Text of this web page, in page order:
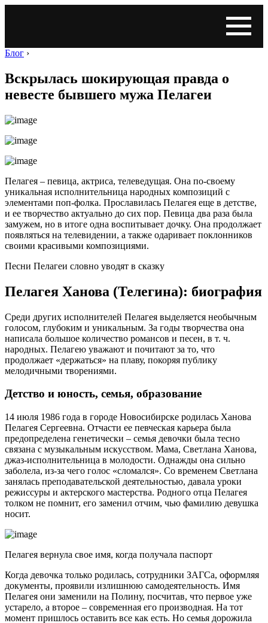
Блог ›
Вскрылась шокирующая правда о
невесте бывшего мужа Пелагеи
Пелагея – певица, актриса, телеведущая. Она по-своему
уникальная исполнительница народных композиций с
элементами поп-фолка. Прославилась Пелагея еще в детстве,
и ее творчество актуально до сих пор. Певица два раза была
замужем, но в итоге одна воспитывает дочку. Она продолжает
появляться на телевидении, а также одаривает поклонников
своими красивыми композициями.
Песни Пелагеи словно уводят в сказку
Пелагея Ханова (Телегина): биография
Среди других исполнителей Пелагея выделяется необычным
голосом, глубоким и уникальным. За годы творчества она
написала большое количество романсов и песен, в т. ч.
народных. Пелагею уважают и почитают за то, что
продолжает «держаться» на плаву, покоряя публику
мелодичными творениями.
Детство и юность, семья, образование
14 июля 1986 года в городе Новосибирске родилась Ханова
Пелагея Сергеевна. Отчасти ее певческая карьера была
предопределена генетически – семья девочки была тесно
связана с музыкальным искусством. Мама, Светлана Ханова,
джаз-исполнительница в молодости. Однажды она сильно
заболела, из-за чего голос «сломался». Со временем Светлана
занялась преподавательской деятельностью, давала уроки
режиссуры и актерского мастерства. Родного отца Пелагея
толком не помнит, его заменил отчим, чью фамилию девушка
носит.
Пелагея вернула свое имя, когда получала паспорт
Когда девочка только родилась, сотрудники ЗАГСа, оформляя
документы, проявили излишнюю самодеятельность. Имя
Пелагея они заменили на Полину, посчитав, что первое уже
устарело, а второе – современная его производная. На тот
момент пришлось оставить все как есть. Но семья дорожила